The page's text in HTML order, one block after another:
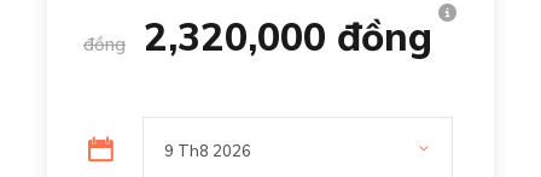
đồng 2,320,000 đồng